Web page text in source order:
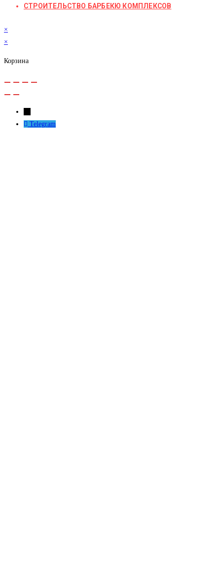
СТРОИТЕЛЬСТВО БАРБЕКЮ КОМПЛЕКСОВ
×
×
Корзина
Telegram